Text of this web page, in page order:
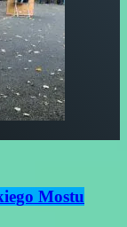
Mostu